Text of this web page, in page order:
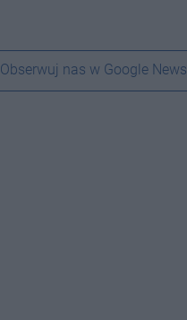
Obserwuj nas w Google News